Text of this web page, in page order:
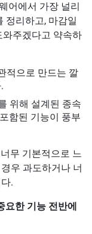
어에서 가장 널리
정리하고, 마감일
와주겠다고 약속하
적으로 만드는 깔
위해 설계된 종속
함된 기능이 풍부
무 기본적으로 느
우 과도하거나 너
.
한 기능 전반에